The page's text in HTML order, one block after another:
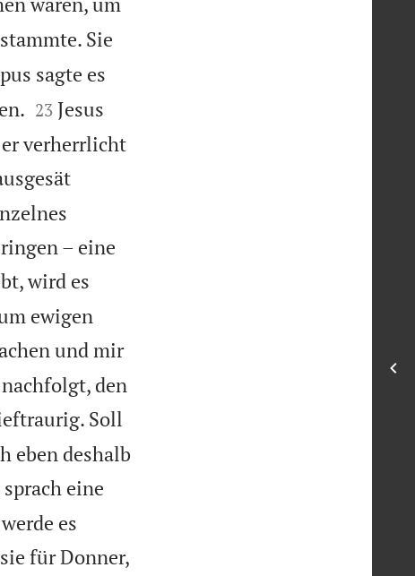
Sie
sagte es

23 Jesus
verherrlicht
– eine
wird es
ewigen
und mir
den
Soll
eben deshalb
eine
es
für Donner,